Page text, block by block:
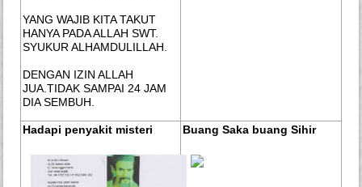
YANG WAJIB KITA TAKUT
HANYA PADA ALLAH SWT.
SYUKUR ALHAMDULILLAH.
DENGAN IZIN ALLAH
JUA.TIDAK SAMPAI 24 JAM
DIA SEMBUH.
Hadapi penyakit misteri Buang Saka buang Sihir